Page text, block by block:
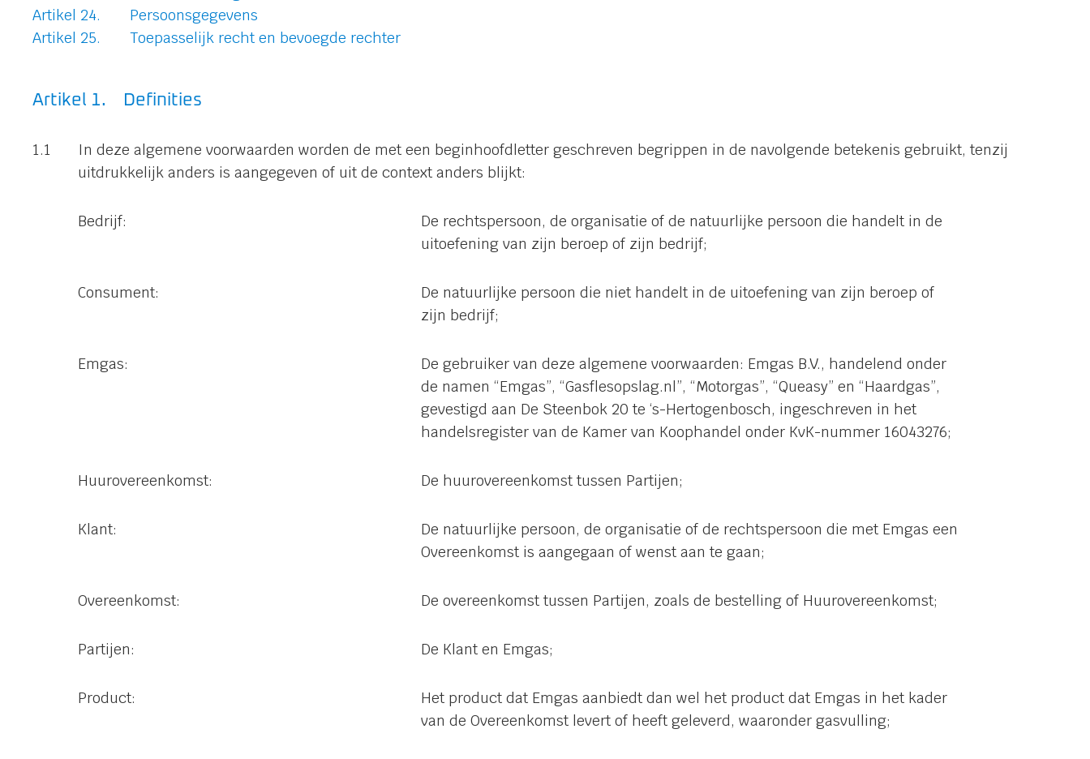
Persoonsgegevens
Toepasselijk recht en bevoegde rechter
Definities
In deze algemene voorwaarden worden de met een beginhoofdletter geschreven begrippen in de navolgende betekenis gebruikt, tenzij
uitdrukkelijk anders is aangegeven of uit de context anders blijkt:
Bedrijf:
De rechtspersoon, de organisatie of de natuurlijke persoon die handelt in de
uitoefening van zijn beroep of zijn bedrijf;
Consument:
De natuurlijke persoon die niet handelt in de uitoefening van zijn beroep of
zijn bedrijf;
Emgas:
De gebruiker van deze algemene voorwaarden: Emgas B.V., handelend onder
de namen “Emgas”, “Gasflesopslag.nl”, “Motorgas”, “Queasy” en “Haardgas”,
gevestigd aan De Steenbok 20 te ‘s-Hertogenbosch, ingeschreven in het
handelsregister van de Kamer van Koophandel onder KvK-nummer 16043276;
Huurovereenkomst: De huurovereenkomst tussen Partijen;
Klant:
De natuurlijke persoon, de organisatie of de rechtspersoon die met Emgas een
Overeenkomst is aangegaan of wenst aan te gaan;
Overeenkomst: De overeenkomst tussen Partijen, zoals de bestelling of Huurovereenkomst;
Partijen: De Klant en Emgas;
Product:
Het product dat Emgas aanbiedt dan wel het product dat Emgas in het kader
van de Overeenkomst levert of heeft geleverd, waaronder gasvulling;